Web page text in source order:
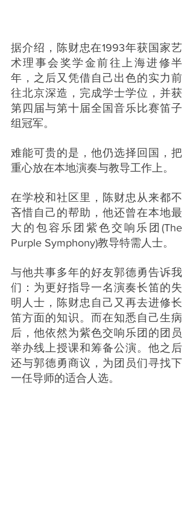
据介绍，陈财忠在1993年获国家艺
术理事会奖学金前往上海进修半
年，之后又凭借自己出色的实力前
往北京深造，完成学士学位，并获
第四届与第十届全国音乐比赛笛子
组冠军。
难能可贵的是，他仍选择回国，把
重心放在本地演奏与教导工作上。
在学校和社区里，陈财忠从来都不
吝惜自己的帮助，他还曾在本地最
大的包容乐团紫色交响乐团(The
Purple Symphony)教导特需人士。
与他共事多年的好友郭德勇告诉我
们：为更好指导一名演奏长笛的失
明人士，陈财忠自己又再去进修长
笛方面的知识。而在知悉自己生病
后，他依然为紫色交响乐团的团员
举办线上授课和筹备公演。他之后
还与郭德勇商议，为团员们寻找下
一任导师的适合人选。